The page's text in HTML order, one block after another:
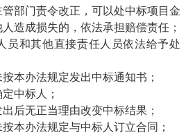
部门责令改正，可以处中标项目金
造成损失的，依法承担赔偿责任；
员和其他直接责任人员依法给予处
按本办法规定发出中标通知书；
中标人；
出后无正当理由改变中标结果；
按本办法规定与中标人订立合同；